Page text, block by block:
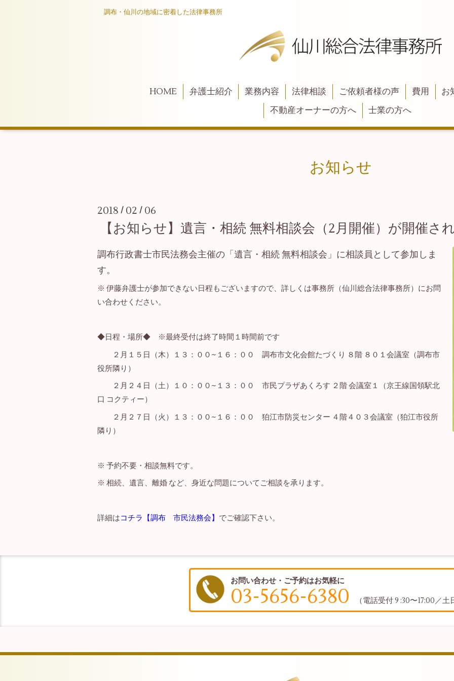
調布・仙川の地域に密着した法律事務所
HOME 弁護士紹介 業務内容 法律相談 ご依頼者様の声 費用
お
不動産オーナーの方へ
士業の方へ
お知らせ
2018 / 02 / 06
【お知らせ】遺言・相続 無料相談会（2月開催）が開催さ
調布行政書士市民法務会主催の「遺言・相続 無料相談会」に相談員として参加しま
す。
※ 伊藤弁護士が参加できない日程もございますので、詳しくは事務所（仙川総合法律事務所）にお問
い合わせください。
◆日程・場所◆ ※最終受付は終了時間１時間前です
２月１５日（木）１３：００~１６：００ 調布市文化会館たづくり ８階 ８０１会議室（調布市
役所隣り）
２月２４日（土）１０：００~１３：００ 市民プラザあくろす ２階 会議室１（京王線国領駅北
口 コクティー）
２月２７日（火）１３：００~１６：００ 狛江市防災センター ４階４０３会議室（狛江市役所
隣り）
※ 予約不要・相談無料です。
※ 相続、遺言、離婚 など、身近な問題についてご相談を承ります。
詳細はコチラ【調布 市民法務会】 でご確認下さい。
お問い合わせ・ご予約はお気軽に
03-5656-6380 （電話受付 9 :30〜17:00／